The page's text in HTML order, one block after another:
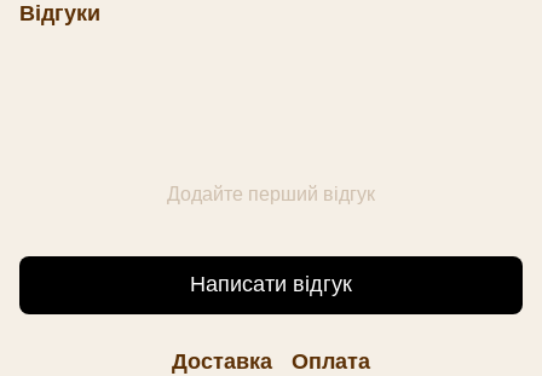
Відгуки
Додайте перший відгук
Написати відгук
Доставка Оплата